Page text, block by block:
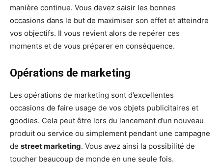
manière continue. Vous devez saisir les bonnes
occasions dans le but de maximiser son effet et atteindre
vos objectifs. Il vous revient alors de repérer ces
moments et de vous préparer en conséquence.
Opérations de marketing
Les opérations de marketing sont d’excellentes
occasions de faire usage de vos objets publicitaires et
goodies. Cela peut être lors du lancement d’un nouveau
produit ou service ou simplement pendant une campagne
de street marketing. Vous avez ainsi la possibilité de
toucher beaucoup de monde en une seule fois.